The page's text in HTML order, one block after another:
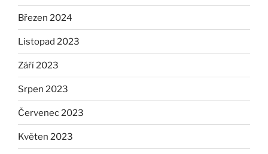
Březen 2024
Listopad 2023
Září 2023
Srpen 2023
Červenec 2023
Květen 2023